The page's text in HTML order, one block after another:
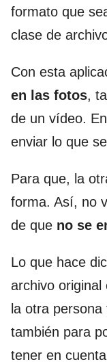
formato que
clase de
Con esta
en las fotos,
de un vídeo.
enviar lo que
Para que, la
forma. Así, no
de que no se
Lo que hace
archivo original
la otra
también para
tener en